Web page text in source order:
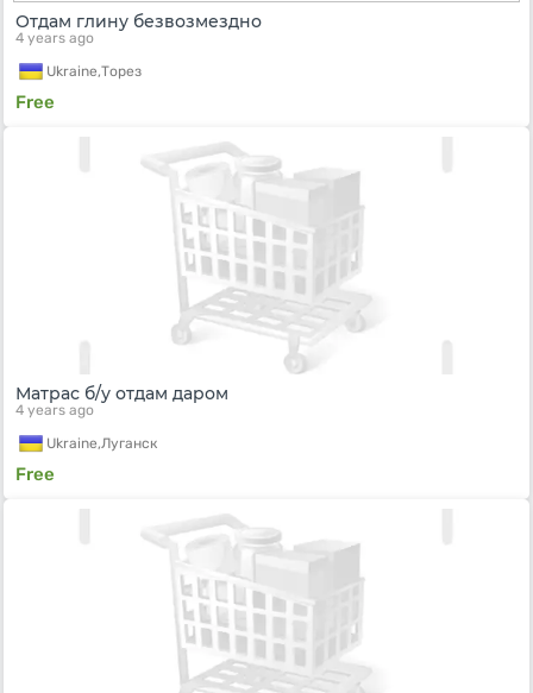
Отдам глину безвозмездно
4 years ago
Ukraine,Торез
Free
Матрас б/у отдам даром
4 years ago
Ukraine,Луганск
Free